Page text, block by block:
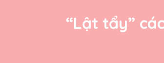
“Lật tẩy”